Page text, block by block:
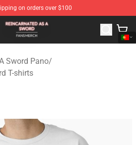
on orders over $100
Sword Shop - Official Reincarnated
Sword Pano/
T-shirts